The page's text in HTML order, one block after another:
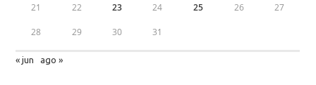
21 22 23 24 25 26 27
28 29 30 31
« jun ago »